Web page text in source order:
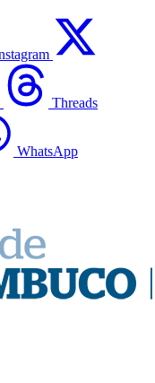
Threads
WhatsApp